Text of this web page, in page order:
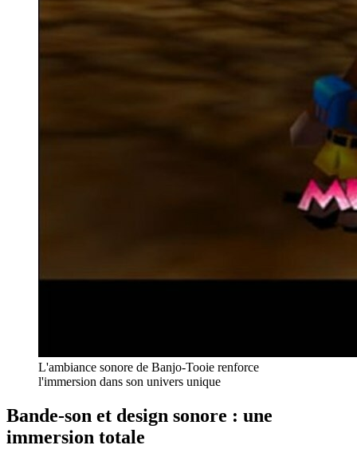
L'ambiance sonore de Banjo-Tooie renforce
l'immersion dans son univers unique
Bande-son et design sonore : une
immersion totale